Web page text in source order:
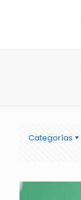
Categorías